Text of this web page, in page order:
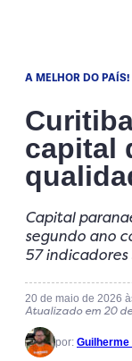
A MELHOR DO PAÍS!
capital
Capital
segundo ano
57
20 de maio de 2026
Atualizado em 20
por: